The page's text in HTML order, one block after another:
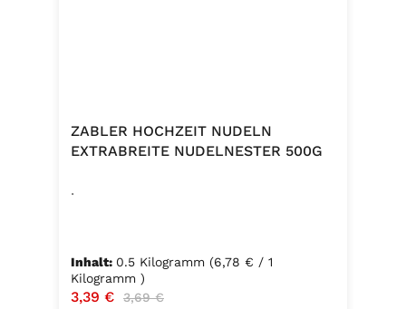
ZABLER HOCHZEIT NUDELN
EXTRABREITE NUDELNESTER 500G
.
Inhalt: 0.5 Kilogramm (6,78 € / 1
Kilogramm )
Verkaufspreis:
3,39 € Regulärer Preis:
3,69 €